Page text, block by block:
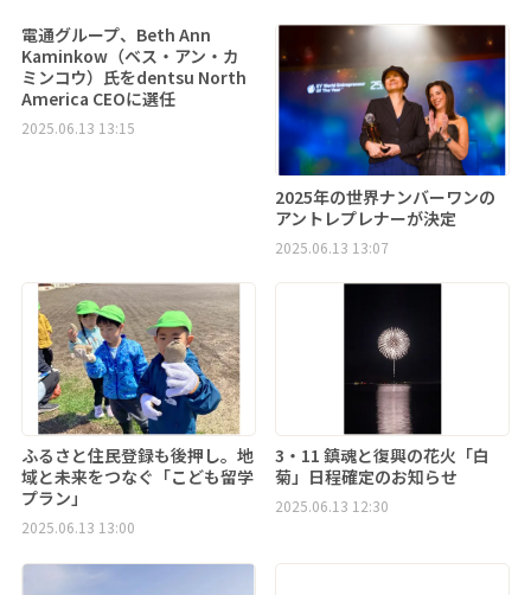
電通グループ、Beth Ann
Kaminkow（ベス・アン・カ
ミンコウ）氏をdentsu North
America CEOに選任
2025.06.13 13:15
2025年の世界ナンバーワンの
アントレプレナーが決定
2025.06.13 13:07
ふるさと住民登録も後押し。地
域と未来をつなぐ「こども留学
プラン」
2025.06.13 13:00
3・11 鎮魂と復興の花火「白
菊」日程確定のお知らせ
2025.06.13 12:30